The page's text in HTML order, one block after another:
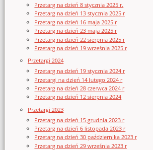
Przetarg na dzień 8 stycznia 2025 r.
Przetarg na dzień 13 stycznia 2025 r
Przetarg na dzień 16 maja 2025 r
Przetarg na dzień 23 maja 2025 r
Przetarg na dzień 22 sierpnia 2025 r
Przetarg na dzień 19 września 2025 r
Przetargi 2024
Przetarg na dzień 19 stycznia 2024 r
Przetargi na dzień 14 lutego 2024 r
Przetarg na dzień 28 czerwca 2024 r
Przetarg na dzień 12 sierpnia 2024
Przetargi 2023
Przetarg na dzień 15 grudnia 2023 r
Przetarg na dzień 6 listopada 2023 r
Przetarg na dzień 30 października 2023 r
Przetarg na dzień 29 września 2023 r